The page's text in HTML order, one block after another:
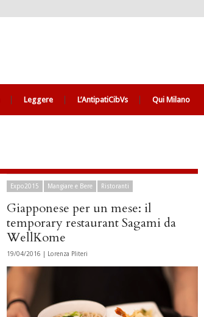
Leggere L’AntipatiCibVs Qui Milano
Expo2015 Mangiare e Bere Ristoranti
Giapponese per un mese: il
temporary restaurant Sagami da
WellKome
19/04/2016 | Lorenza Pliteri